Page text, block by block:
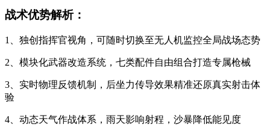
战术优势解析：
1、独创指挥官视角，可随时切换至无人机监控全局战场态势
2、模块化武器改造系统，七类配件自由组合打造专属枪械
3、实时物理反馈机制，后坐力传导效果精准还原真实射击体
验
4、动态天气作战体系，雨天影响射程，沙暴降低能见度